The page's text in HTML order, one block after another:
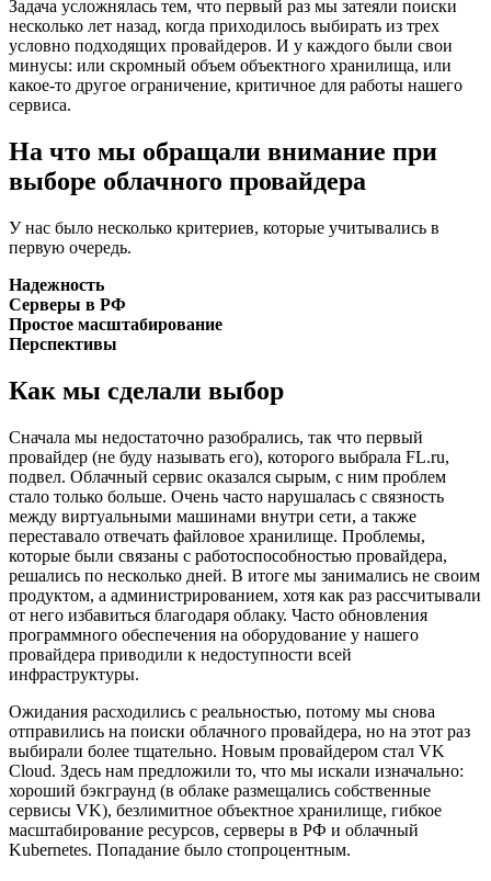
Задача усложнялась тем, что первый раз мы затеяли поиски
несколько лет назад, когда приходилось выбирать из трех
условно подходящих провайдеров. И у каждого были свои
минусы: или скромный объем объектного хранилища, или
какое-то другое ограничение, критичное для работы нашего
сервиса.
На что мы обращали внимание при
выборе облачного провайдера
У нас было несколько критериев, которые учитывались в
первую очередь.
Надежность
Серверы в РФ
Простое масштабирование
Перспективы
Как мы сделали выбор
Сначала мы недостаточно разобрались, так что первый
провайдер (не буду называть его), которого выбрала FL.ru,
подвел. Облачный сервис оказался сырым, с ним проблем
стало только больше. Очень часто нарушалась с связность
между виртуальными машинами внутри сети, а также
переставало отвечать файловое хранилище. Проблемы,
которые были связаны с работоспособностью провайдера,
решались по несколько дней. В итоге мы занимались не своим
продуктом, а администрированием, хотя как раз рассчитывали
от него избавиться благодаря облаку. Часто обновления
программного обеспечения на оборудование у нашего
провайдера приводили к недоступности всей
инфраструктуры.
Ожидания расходились с реальностью, потому мы снова
отправились на поиски облачного провайдера, но на этот раз
выбирали более тщательно. Новым провайдером стал VK
Cloud. Здесь нам предложили то, что мы искали изначально:
хороший бэкграунд (в облаке размещались собственные
сервисы VK), безлимитное объектное хранилище, гибкое
масштабирование ресурсов, серверы в РФ и облачный
Kubernetes. Попадание было стопроцентным.